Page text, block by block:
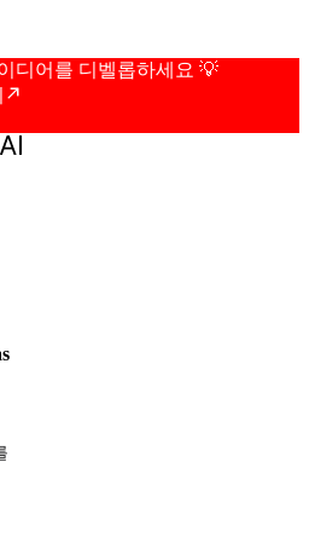
디어를 디벨롭하세요 💡